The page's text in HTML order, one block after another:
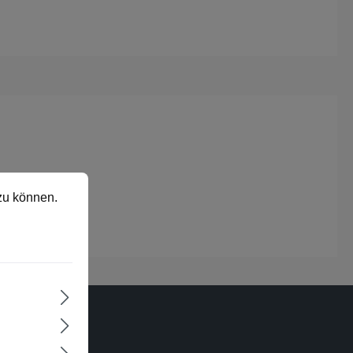
Mehr Informationen ...
können.